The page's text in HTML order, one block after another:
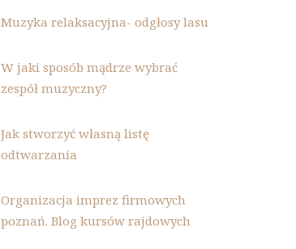
Muzyka relaksacyjna- odgłosy lasu
W jaki sposób mądrze wybrać
zespół muzyczny?
Jak stworzyć własną listę
odtwarzania
Organizacja imprez firmowych
poznań. Blog kursów rajdowych